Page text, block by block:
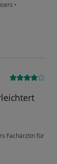
•
Fachärztin für